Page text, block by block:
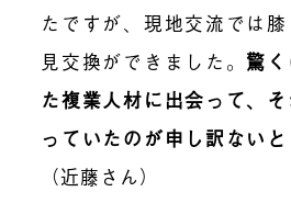
たですが、現地交流では
見交換ができました。 驚
た複業人材に出会って、
っていたのが申し訳ない
（近藤さん）